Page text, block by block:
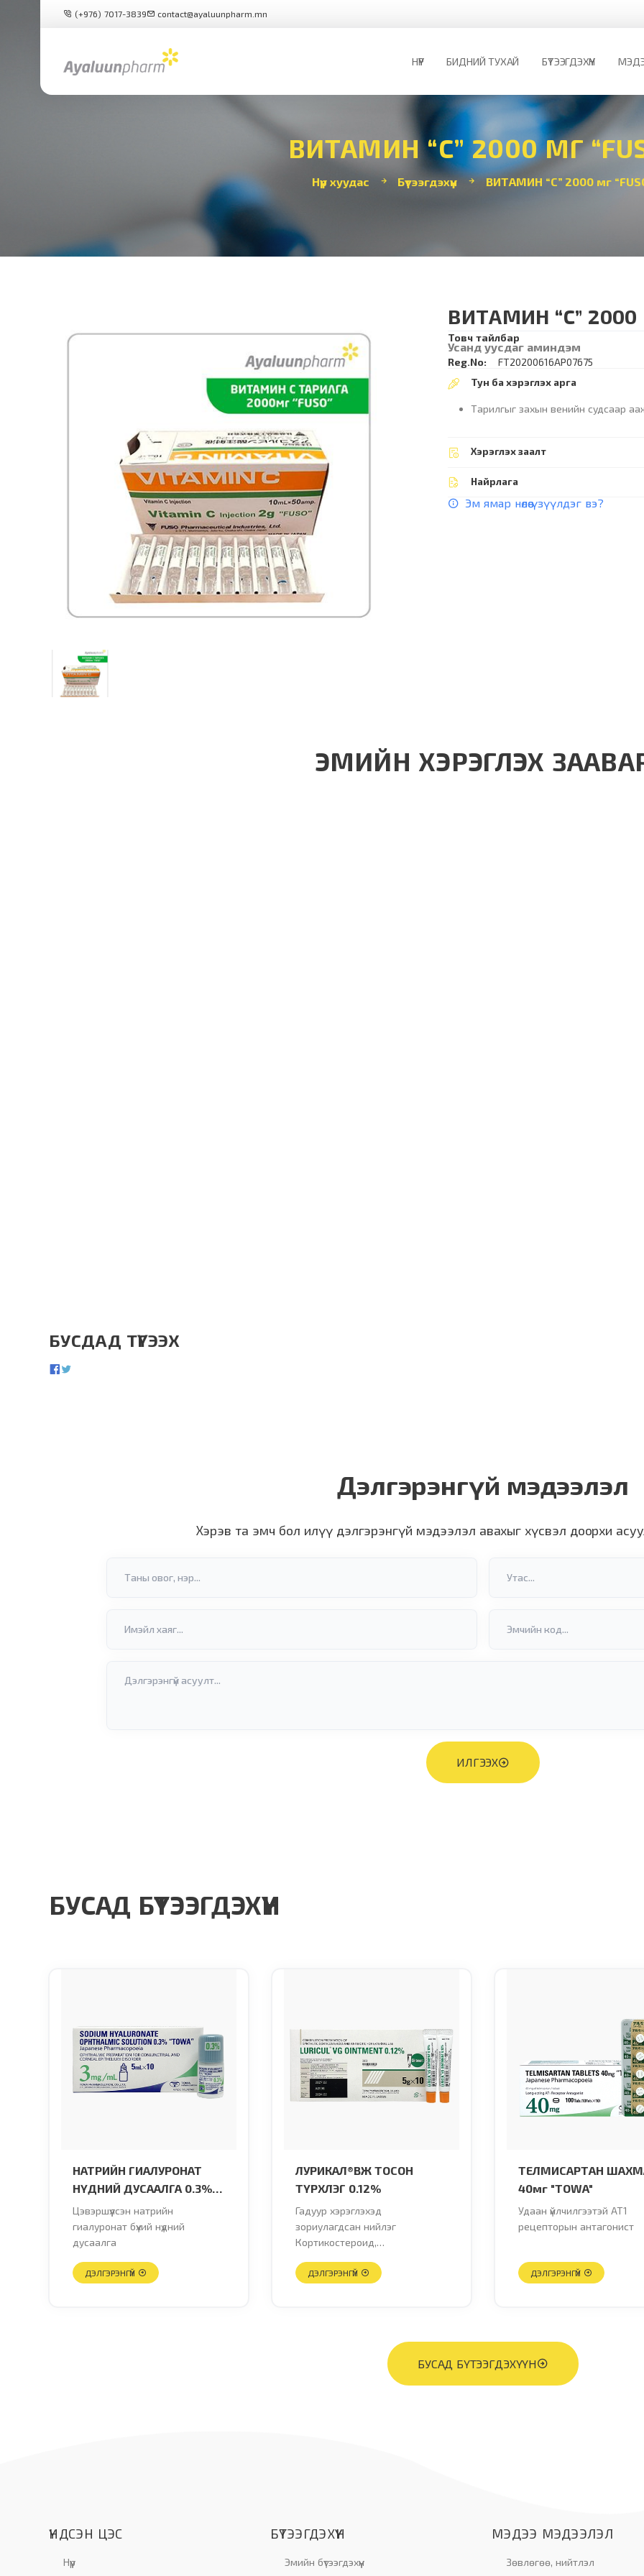
(+976) 7017-3839 contact@ayaluunpharm.mn
НҮҮР БИДНИЙ ТУХАЙ БҮТЭЭГДЭХҮҮН
ВИТАМИН “С” 2000 МГ
Нүүр хуудас Бүтээгдэхүүн ВИТАМИН “С” 2000 мг
ВИТАМИН “С” 2000
Товч тайлбар
Усанд уусдаг аминдэм
Reg.No:
FT20200616AP07675
Тун ба хэрэглэх арга
Тарилгыг захын венийн судсаар
Хэрэглэх заалт
Найрлага
Эм ямар нөлөө үзүүлдэг вэ?
ЭМИЙН ХЭРЭГЛЭХ
БУСДАД ТҮГЭЭХ
Дэлгэрэнгүй мэдээлэл
Хэрэв та эмч бол илүү дэлгэрэнгүй мэдээлэл авахыг хүсвэл доорхи
ИЛГЭЭХ
БУСАД БҮТЭЭГДЭХҮҮН
НАТРИЙН ГИАЛУРОНАТ
НҮДНИЙ ДУСААЛГА 0.3%
"TOWA"
Цэвэршүүлсэн натрийн
гиалуронат бүхий нүдний
дусаалга
ДЭЛГЭРЭНГҮЙ
ЛУРИКАЛ®ВЖ ТОСОН
ТҮРХЛЭГ 0.12%
Гадуур хэрэглэхэд
зориулагдсан нийлэг
Кортикостероид,
бэлдмэл
ДЭЛГЭРЭНГҮЙ
TЕЛМИСАРТАН
40мг "TOWA"
Удаан үйлчилгээтэй AT1
рецепторын антагонист
ДЭЛГЭРЭНГҮЙ
БУСАД БҮТЭЭГДЭХҮҮН
ҮНДСЭН ЦЭС
Нүүр
БҮТЭЭГДЭХҮҮН
Эмийн бүтээгдэхүүн
МЭДЭЭ МЭДЭЭЛЭЛ
Зөвлөгөө, нийтлэл